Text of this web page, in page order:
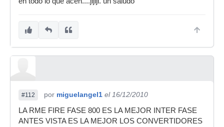
#112 por miguelangel1 el 16/12/2010
LA RME FIRE FASE 800 ES LA MEJOR INTER FASE
ANTES VISTA ES LA MEJOR LOS CONVERTIDORES